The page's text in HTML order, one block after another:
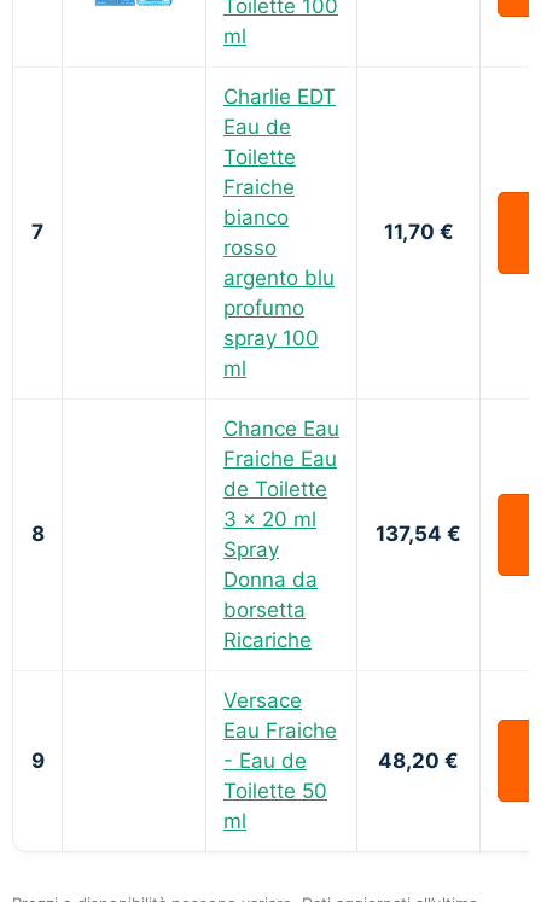
Toilette 100
ml
7
Charlie EDT
Eau de
Toilette
Fraiche
bianco
rosso
argento blu
profumo
spray 100
ml
11,70 €
8
Chance Eau
Fraiche Eau
de Toilette
3 x 20 ml
Spray
Donna da
borsetta
Ricariche
137,54 €
9
Versace
Eau Fraiche
- Eau de
Toilette 50
ml
48,20 €